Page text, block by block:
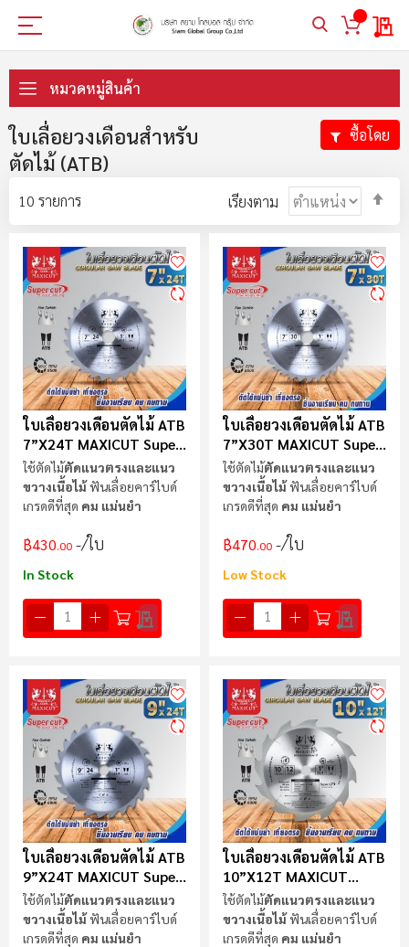
My
ไป
ที่
เนื้อหา
หมวดหมู่สินค้า
ใบเลื่อยวงเดือนสำหรับ
ตัดไม้ (ATB)
10 รายการ เรียงตาม
ใบเลื่อยวงเดือนตัดไม้ ATB
7”x24T MAXICUT Super
Cut
ใช้ตัดไม้ตัดแนวตรงและแนว
ขวางเนื้อไม้ฟันเลื่อยคาร์ไบด์
เกรดดีที่สุด คม แม่นยำ
฿430.00 /ใบ
In Stock
ใบเลื่อยวงเดือนตัดไม้ ATB
7”x30T MAXICUT Super
Cut
ใช้ตัดไม้ตัดแนวตรงและแนว
ขวางเนื้อไม้ฟันเลื่อยคาร์ไบด์
เกรดดีที่สุด คม แม่นยำ
฿470.00 /ใบ
Low Stock
ใบเลื่อยวงเดือนตัดไม้ ATB
9”x24T MAXICUT Super
Cut
ใช้ตัดไม้ตัดแนวตรงและแนว
ขวางเนื้อไม้ฟันเลื่อยคาร์ไบด์
เกรดดีที่สุด คม แม่นยำ
ใบเลื่อยวงเดือนตัดไม้ ATB
10”x12T MAXICUT
Super Cut
ใช้ตัดไม้ตัดแนวตรงและแนว
ขวางเนื้อไม้ฟันเลื่อยคาร์ไบด์
เกรดดีที่สุด คม แม่นยำ
ซื้อโดย